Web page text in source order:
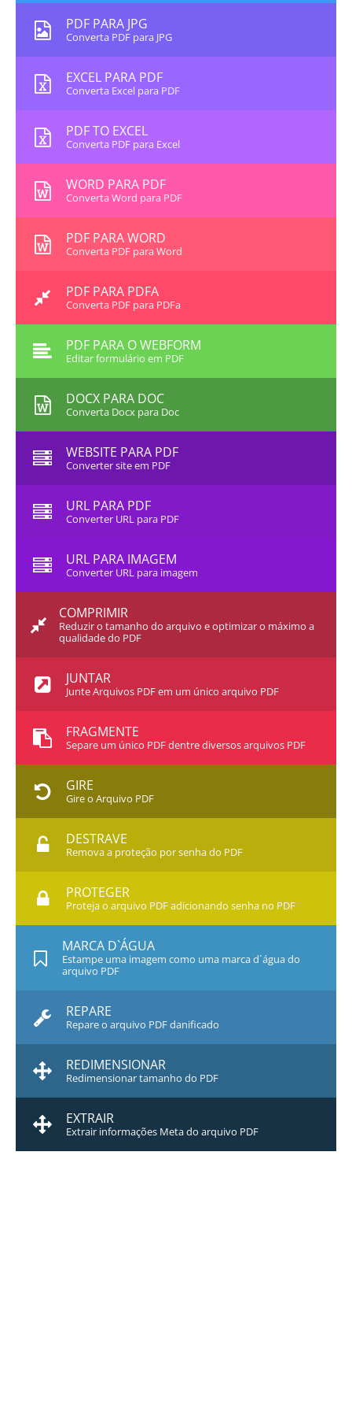
PDF PARA JPG
Converta PDF para JPG
EXCEL PARA PDF
Converta Excel para PDF
PDF TO EXCEL
Converta PDF para Excel
WORD PARA PDF
Converta Word para PDF
PDF PARA WORD
Converta PDF para Word
PDF PARA PDFA
Converta PDF para PDFa
PDF PARA O WEBFORM
Editar formulário em PDF
DOCX PARA DOC
Converta Docx para Doc
WEBSITE PARA PDF
Converter site em PDF
URL PARA PDF
Converter URL para PDF
URL PARA IMAGEM
Converter URL para imagem
COMPRIMIR
Reduzir o tamanho do arquivo e optimizar o máximo a
qualidade do PDF
JUNTAR
Junte Arquivos PDF em um único arquivo PDF
FRAGMENTE
Separe um único PDF dentre diversos arquivos PDF
GIRE
Gire o Arquivo PDF
DESTRAVE
Remova a proteção por senha do PDF
PROTEGER
Proteja o arquivo PDF adicionando senha no PDF
MARCA D`ÁGUA
Estampe uma imagem como uma marca d`água do
arquivo PDF
REPARE
Repare o arquivo PDF danificado
REDIMENSIONAR
Redimensionar tamanho do PDF
EXTRAIR
Extrair informações Meta do arquivo PDF